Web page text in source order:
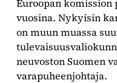
Euroopan
vuosina. Nykyisin
on muun muassa
neuvoston Suomen
varapuheenjohtaja.